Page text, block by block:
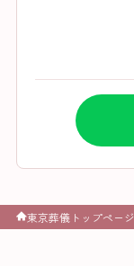
東京葬儀トップページ